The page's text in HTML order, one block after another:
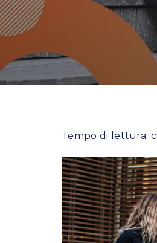
Tempo di lettura: